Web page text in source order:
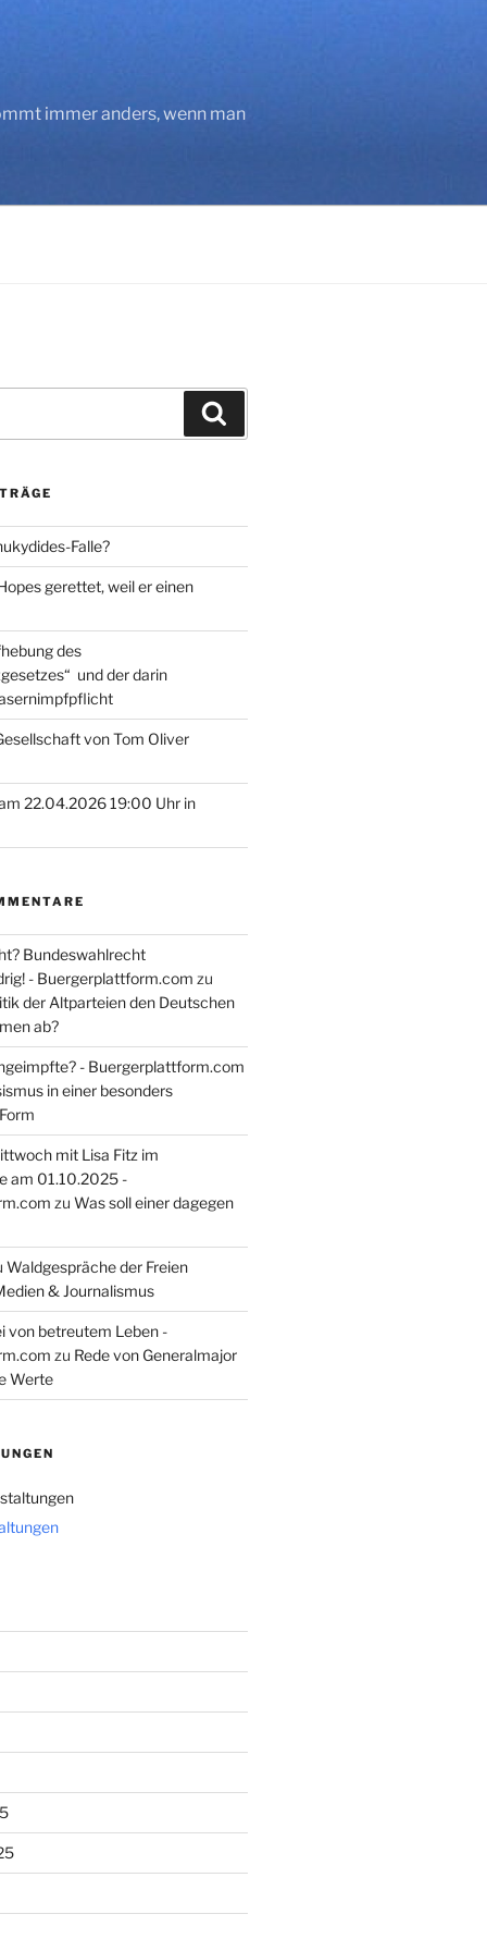
immer anders, wenn man
Falle?
gerettet, weil er einen
des
und der darin
von Tom Oliver
22.04.2026 19:00 Uhr in
Bundeswahlrecht
- Buergerplattform.com zu
der Altparteien den Deutschen
ab?
- Buergerplattform.com
in einer besonders
mit Lisa Fitz im
am 01.10.2025 -
zu Was soll einer dagegen
Waldgespräche der Freien
& Journalismus
von betreutem Leben -
zu Rede von Generalmajor
Werte